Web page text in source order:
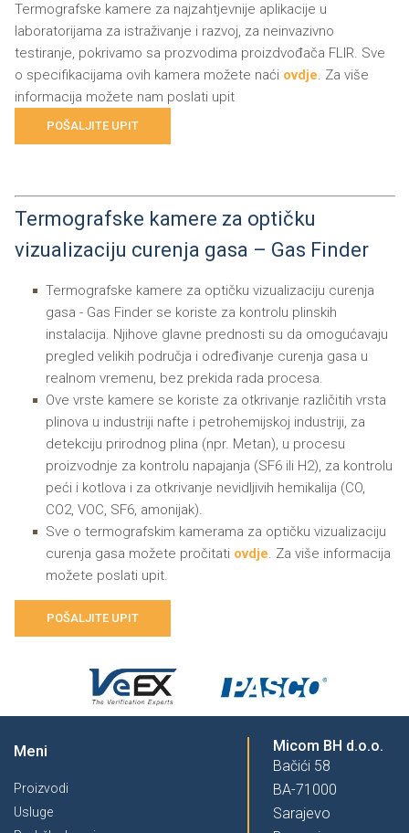
Termografske kamere za najzahtjevnije aplikacije u
laboratorijama za istraživanje i razvoj, za neinvazivno
testiranje, pokrivamo sa prozvodima proizdvođača FLIR. Sve
o specifikacijama ovih kamera možete naći ovdje. Za više
informacija možete nam poslati upit
POŠALJITE UPIT
Termografske kamere za optičku
vizualizaciju curenja gasa – Gas Finder
Termografske kamere za optičku vizualizaciju curenja
gasa - Gas Finder se koriste za kontrolu plinskih
instalacija. Njihove glavne prednosti su da omogućavaju
pregled velikih područja i određivanje curenja gasa u
realnom vremenu, bez prekida rada procesa.
Ove vrste kamere se koriste za otkrivanje različitih vrsta
plinova u industriji nafte i petrohemijskoj industriji, za
detekciju prirodnog plina (npr. Metan), u procesu
proizvodnje za kontrolu napajanja (SF6 ili H2), za kontrolu
peći i kotlova i za otkrivanje nevidljivih hemikalija (CO,
CO2, VOC, SF6, amonijak).
Sve o termografskim kamerama za optičku vizualizaciju
curenja gasa možete pročitati ovdje. Za više informacija
možete poslati upit.
POŠALJITE UPIT
Meni
Proizvodi
Usluge
Micom BH d.o.o.
Bačići 58
BA-71000
Sarajevo